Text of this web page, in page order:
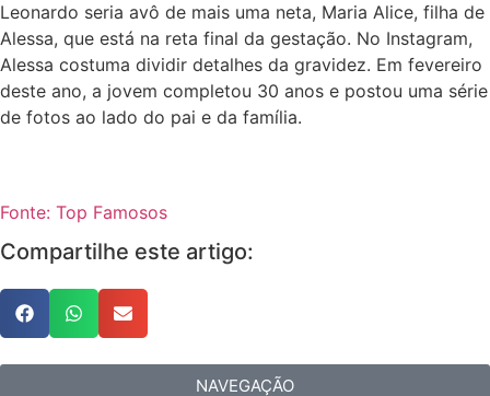
Leonardo seria avô de mais uma neta, Maria Alice, filha de
Alessa, que está na reta final da gestação. No Instagram,
Alessa costuma dividir detalhes da gravidez. Em fevereiro
deste ano, a jovem completou 30 anos e postou uma série
de fotos ao lado do pai e da família.
Fonte: Top Famosos
Compartilhe este artigo:
NAVEGAÇÃO